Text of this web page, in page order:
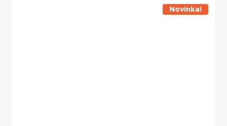
košíka
Novinka!